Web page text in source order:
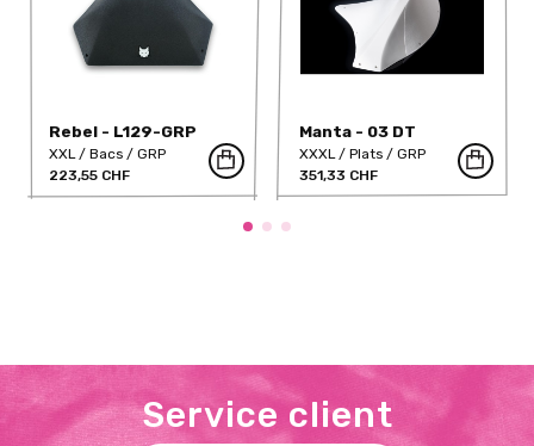
Rebel - L129-GRP
XXL Bacs
GRP
223,55 CHF
Manta - 03 DT
XXXL Plats
GRP
351,33 CHF
Service client